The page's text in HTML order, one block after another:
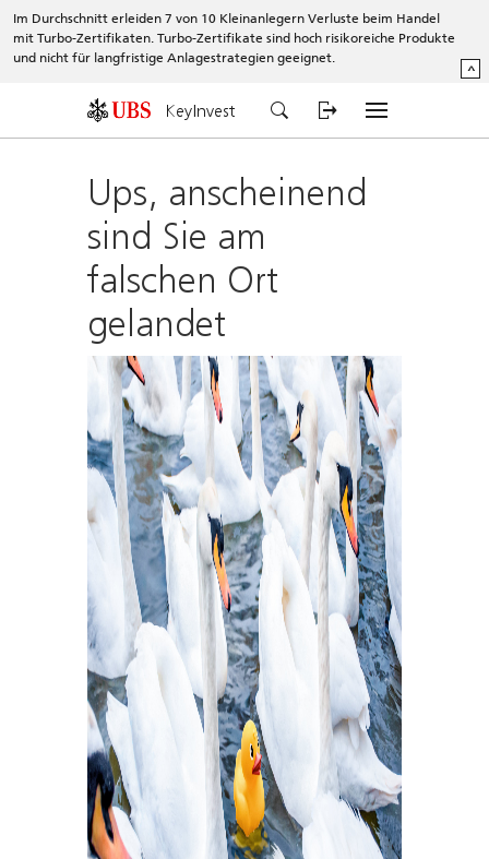
Im Durchschnitt erleiden 7 von 10 Kleinanlegern Verluste beim Handel
mit Turbo-Zertifikaten. Turbo-Zertifikate sind hoch risikoreiche Produkte
und nicht für langfristige Anlagestrategien geeignet.
^
KeyInvest
Ups, anscheinend
sind Sie am
falschen Ort
gelandet